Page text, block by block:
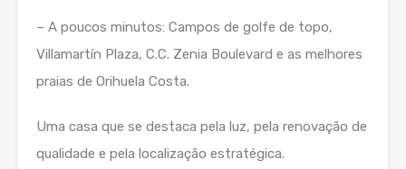
– A poucos minutos: Campos de golfe de topo,
Villamartín Plaza, C.C. Zenia Boulevard e as melhores
praias de Orihuela Costa.
Uma casa que se destaca pela luz, pela renovação de
qualidade e pela localização estratégica.